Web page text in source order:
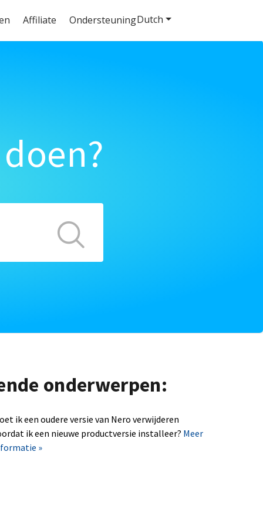
Affiliate Ondersteuning
onderwerpen:
ik een oudere versie van Nero verwijderen
ik een nieuwe productversie installeer? Meer
»
Dutch